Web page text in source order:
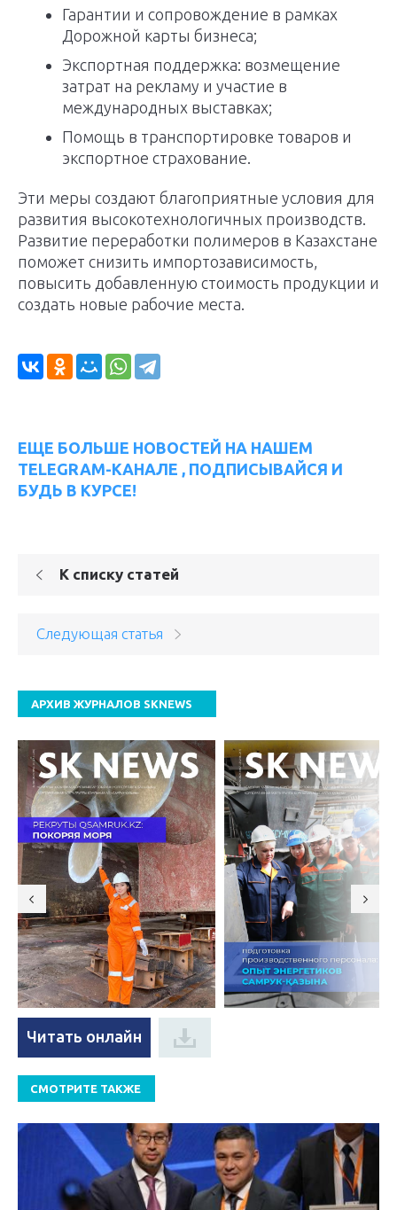
Гарантии и сопровождение в рамках
Дорожной карты бизнеса;
Экспортная поддержка: возмещение
затрат на рекламу и участие в
международных выставках;
Помощь в транспортировке товаров и
экспортное страхование.
Эти меры создают благоприятные условия для
развития высокотехнологичных производств.
Развитие переработки полимеров в Казахстане
поможет снизить импортозависимость,
повысить добавленную стоимость продукции и
создать новые рабочие места.
ЕЩЕ БОЛЬШЕ НОВОСТЕЙ НА НАШЕМ
TELEGRAM-КАНАЛЕ , ПОДПИСЫВАЙСЯ И
БУДЬ В КУРСЕ!
К списку статей
Следующая статья
АРХИВ ЖУРНАЛОВ SKNEWS
Читать онлайн
СМОТРИТЕ ТАКЖЕ